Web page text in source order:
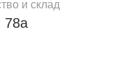
и склад
78а